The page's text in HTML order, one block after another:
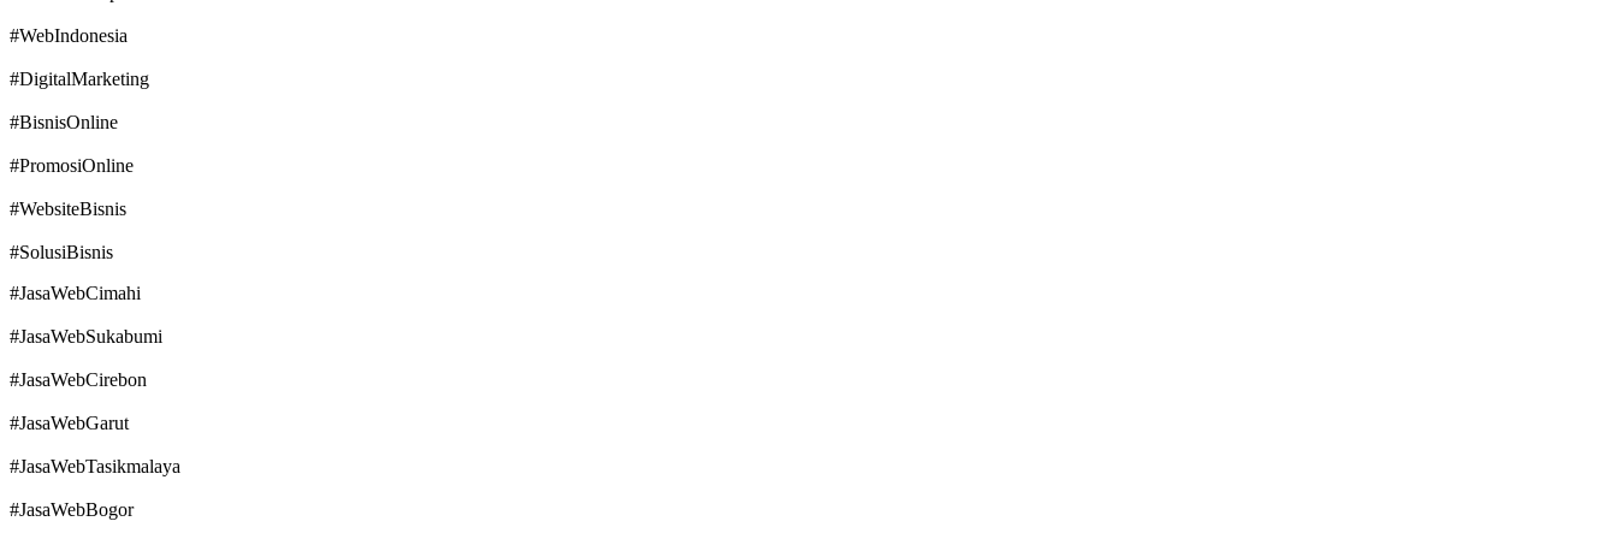
#WebIndonesia
#DigitalMarketing
#BisnisOnline
#PromosiOnline
#WebsiteBisnis
#SolusiBisnis
#JasaWebCimahi
#JasaWebSukabumi
#JasaWebCirebon
#JasaWebGarut
#JasaWebTasikmalaya
#JasaWebBogor